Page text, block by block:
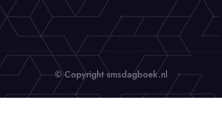
© Copyright smsdagboek.nl